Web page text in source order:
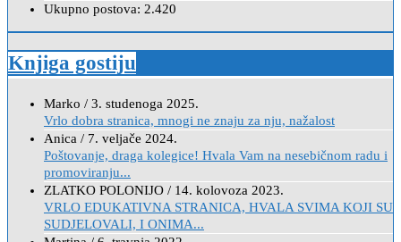
Ukupno postova: 2.420
Knjiga gostiju
Marko / 3. studenoga 2025.
Vrlo dobra stranica, mnogi ne znaju za nju, nažalost
Anica / 7. veljače 2024.
Poštovanje, draga kolegice! Hvala Vam na nesebičnom radu i
promoviranju...
ZLATKO POLONIJO / 14. kolovoza 2023.
VRLO EDUKATIVNA STRANICA, HVALA SVIMA KOJI SU
SUDJELOVALI, I ONIMA...